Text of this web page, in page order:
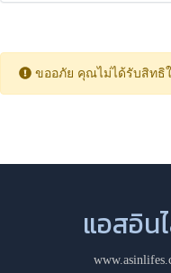
ขออภัย คุณไม่ได้รับสิทธิ
แอสอิน